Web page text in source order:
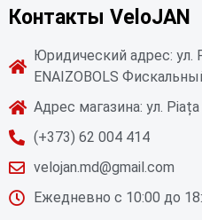
Контакты VeloJAN
Юридический адрес: ул.
ENAIZOBOLS
Адрес магазина: ул. Piața
(+373) 62 004 414
velojan.md@gmail.com
Ежедневно с 10:00 до